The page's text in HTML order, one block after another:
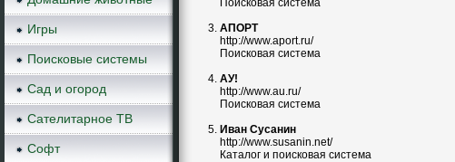
Игры
Поисковые системы
Сад и огород
Сателитарное ТВ
Софт
Поисковая система
АПОРТ
http://www.aport.ru/
Поисковая система
АУ!
http://www.au.ru/
Поисковая система
Иван Сусанин
http://www.susanin.net/
Каталог и поисковая система